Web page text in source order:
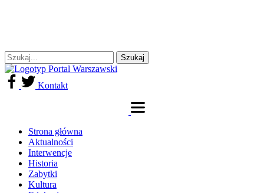
Kontakt
Strona główna
Aktualności
Interwencje
Historia
Zabytki
Kultura